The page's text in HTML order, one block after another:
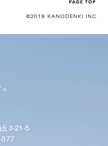
©2019 KANODENKI INC.
丘3-21-5
877